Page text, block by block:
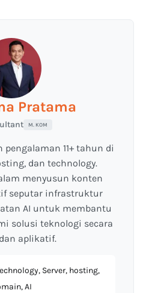
Pratama
M. KOM
11+ tahun di
dan technology.
menyusun konten
seputar infrastruktur
AI untuk membantu
solusi teknologi secara
aplikatif.
Server, hosting,
AI